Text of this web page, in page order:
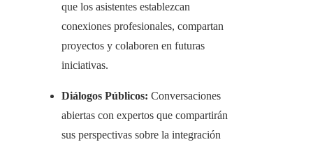
que los asistentes establezcan
conexiones profesionales, compartan
proyectos y colaboren en futuras
iniciativas.​
Diálogos Públicos: Conversaciones
abiertas con expertos que compartirán
sus perspectivas sobre la integración